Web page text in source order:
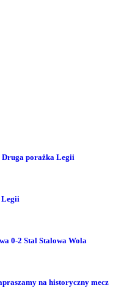
porażka Legii
Legii
0-2 Stal Stalowa Wola
na historyczny mecz